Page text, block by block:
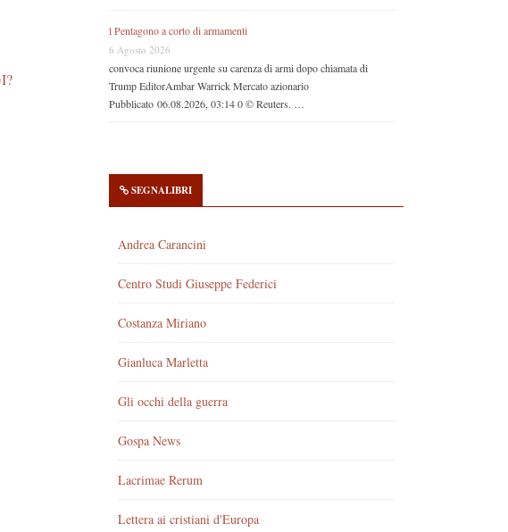
l Pentagono a corto di armamenti
6 Agosto 2026
convoca riunione urgente su carenza di armi dopo chiamata di
Trump EditorAmbar Warrick Mercato azionario
Pubblicato 06.08.2026, 03:14 0 © Reuters. …
SEGNALIBRI
Andrea Carancini
Centro Studi Giuseppe Federici
Costanza Miriano
Gianluca Marletta
Gli occhi della guerra
Gospa News
Lacrimae Rerum
Lettera ai cristiani d'Europa